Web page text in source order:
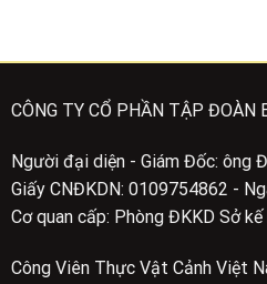
CÔNG TY CỔ PHẦN TẬP ĐOÀN
Người đại diện - Giám Đốc: ông
Giấy CNĐKDN: 0109754862 -
Cơ quan cấp: Phòng ĐKKD Sở
Công Viên Thực Vật Cảnh Việt